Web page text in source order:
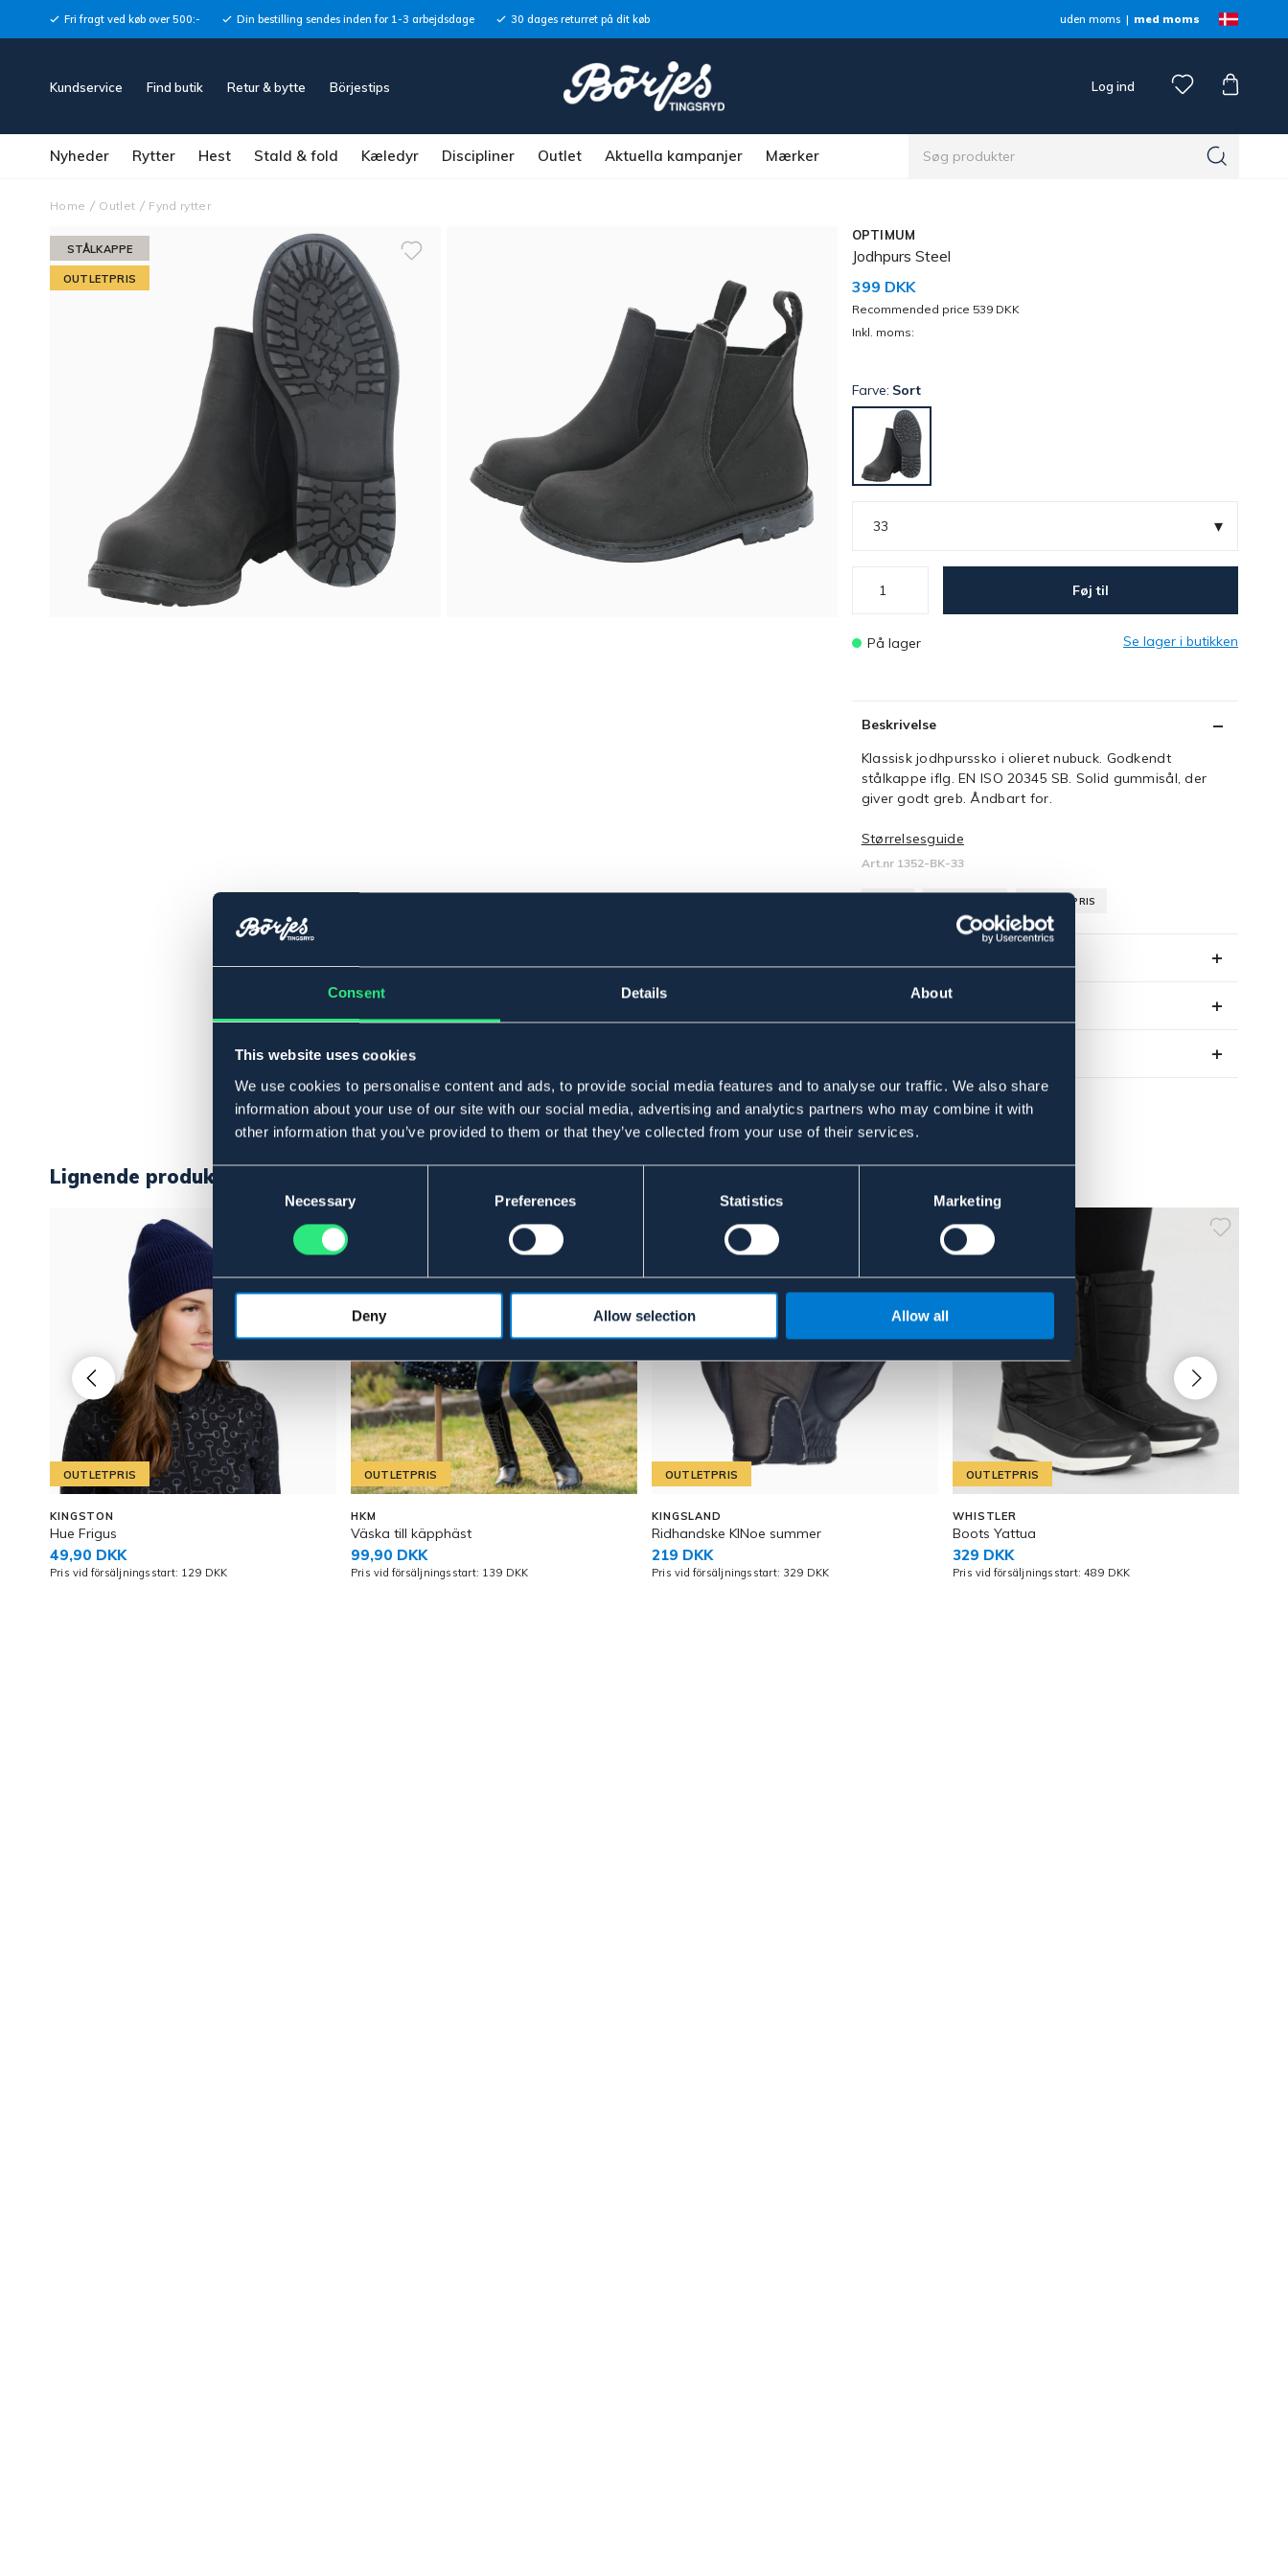
Consent Details About
This website uses cookies
We use cookies to personalise content and ads, to provide social media features and to analyse our traffic. We also share
information about your use of our site with our social media, advertising and analytics partners who may combine it with
other information that you’ve provided to them or that they’ve collected from your use of their services.
Consent
Necessary Preferences Statistics Marketing
Deny Allow selection Allow all
Fri fragt ved køb over 500:- Din bestilling sendes inden for 1-3 arbejdsdage 30 dages returret på dit køb uden moms med moms
Kundservice Find butik Retur & bytte Börjestips Log ind
Nyheder Rytter Hest Stald & fold Kæledyr Discipliner Outlet Aktuella kampanjer Mærker
Home Outlet Fynd rytter
STÅLKAPPE
OUTLETPRIS
OPTIMUM
Jodhpurs Steel
399 DKK
Recommended price 539 DKK
Inkl. moms:
Farve: Sort
33 ▾
Føj til
På lager Se lager i butikken
Beskrivelse
Klassisk jodhpurssko i olieret nubuck. Godkendt
stålkappe iflg. EN ISO 20345 SB. Solid gummisål, der
giver godt greb. Åndbart for.
Størrelsesguide
Art.nr 1352-BK-33
OUTLETPRIS
Lignende produkter
OUTLETPRIS
KINGSTON
Hue Frigus
49,90 DKK
Pris vid försäljningsstart: 129 DKK
OUTLETPRIS
HKM
Väska till käpphäst
99,90 DKK
Pris vid försäljningsstart: 139 DKK
OUTLETPRIS
KINGSLAND
Ridhandske KlNoe summer
219 DKK
Pris vid försäljningsstart: 329 DKK
OUTLETPRIS
WHISTLER
Boots Yattua
329 DKK
Pris vid försäljningsstart: 489 DKK